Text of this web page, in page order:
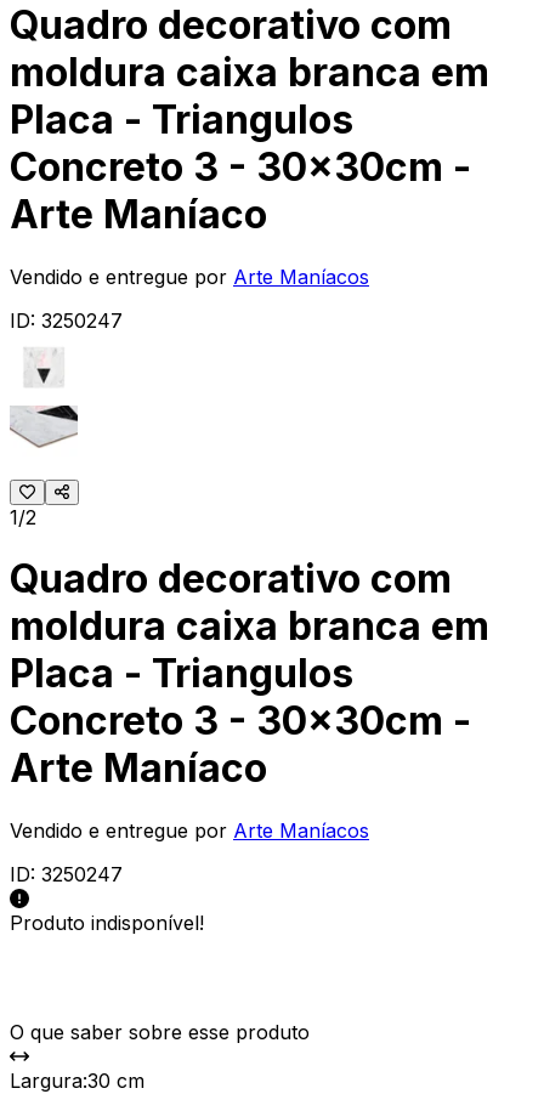
Quadro decorativo com
moldura caixa branca em
Placa - Triangulos
Concreto 3 - 30x30cm -
Arte Maníaco
Vendido e entregue por Arte Maníacos
ID: 3250247
1/2
Quadro decorativo com
moldura caixa branca em
Placa - Triangulos
Concreto 3 - 30x30cm -
Arte Maníaco
Vendido e entregue por Arte Maníacos
ID: 3250247
Produto indisponível!
O que saber sobre esse produto
Largura:30 cm